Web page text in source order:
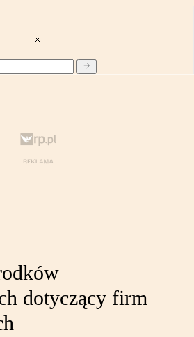
dotyczący firm